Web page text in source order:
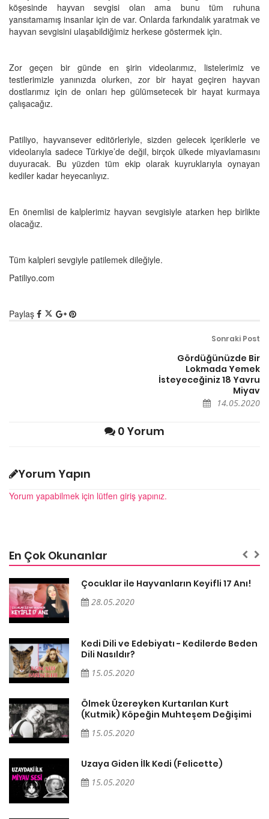
köşesinde hayvan sevgisi olan ama bunu tüm ruhuna
yansıtamamış insanlar için de var. Onlarda farkındalık yaratmak ve
hayvan sevgisini ulaşabildiğimiz herkese göstermek için.
Zor geçen bir günde en şirin videolarımız, listelerimiz ve
testlerimizle yanınızda olurken, zor bir hayat geçiren hayvan
dostlarımız için de onları hep gülümsetecek bir hayat kurmaya
çalışacağız.
Patiliyo, hayvansever editörleriyle, sizden gelecek içeriklerle ve
videolarıyla sadece Türkiye’de değil, birçok ülkede miyavlamasını
duyuracak. Bu yüzden tüm ekip olarak kuyruklarıyla oynayan
kediler kadar heyecanlıyız.
En önemlisi de kalplerimiz hayvan sevgisiyle atarken hep birlikte
olacağız.
Tüm kalpleri sevgiyle patilemek dileğiyle.
Patiliyo.com
Paylaş
Sonraki Post
Gördüğünüzde Bir
Lokmada Yemek
İsteyeceğiniz 18 Yavru
Miyav
14.05.2020
0 Yorum
Yorum Yapın
Yorum yapabilmek için lütfen giriş yapınız.
En Çok Okunanlar
Çocuklar ile Hayvanların Keyifli 17 Anı!
28.05.2020
Kedi Dili ve Edebiyatı - Kedilerde Beden
Dili Nasıldır?
15.05.2020
Ölmek Üzereyken Kurtarılan Kurt
(Kutmik) Köpeğin Muhteşem Değişimi
15.05.2020
Uzaya Giden İlk Kedi (Felicette)
15.05.2020